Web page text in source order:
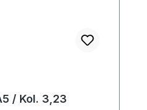
/ Kol. 3,23